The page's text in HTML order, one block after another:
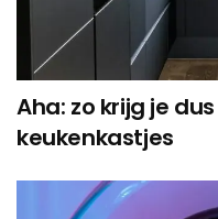
Aha: zo krijg je
keukenkastjes